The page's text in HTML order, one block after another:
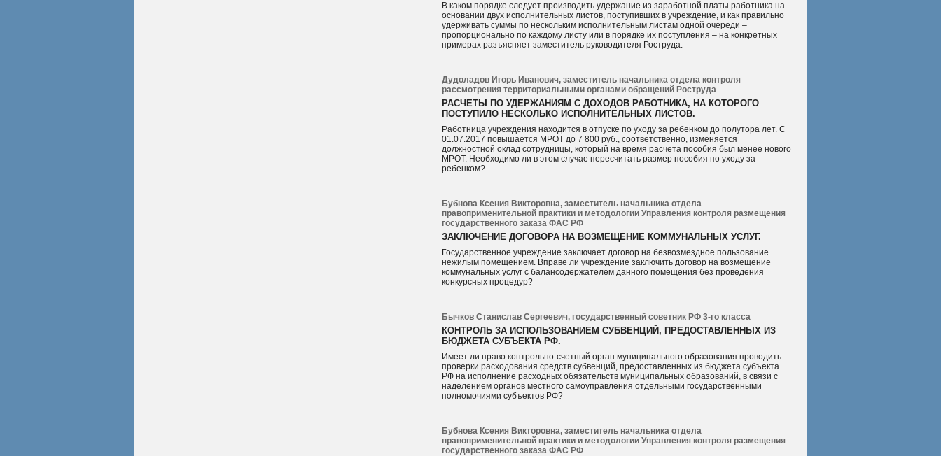
В каком порядке следует производить удержание из заработной платы работника на
основании двух исполнительных листов, поступивших в учреждение, и как правильно
удерживать суммы по нескольким исполнительным листам одной очереди –
пропорционально по каждому листу или в порядке их поступления – на конкретных
примерах разъясняет заместитель руководителя Роструда.
Дудоладов Игорь Иванович, заместитель начальника отдела контроля
рассмотрения территориальными органами обращений Роструда
РАСЧЕТЫ ПО УДЕРЖАНИЯМ С ДОХОДОВ РАБОТНИКА, НА КОТОРОГО
ПОСТУПИЛО НЕСКОЛЬКО ИСПОЛНИТЕЛЬНЫХ ЛИСТОВ.
Работница учреждения находится в отпуске по уходу за ребенком до полутора лет. С
01.07.2017 повышается МРОТ до 7 800 руб., соответственно, изменяется
должностной оклад сотрудницы, который на время расчета пособия был менее нового
МРОТ. Необходимо ли в этом случае пересчитать размер пособия по уходу за
ребенком?
Бубнова Ксения Викторовна, заместитель начальника отдела
правоприменительной практики и методологии Управления контроля размещения
государственного заказа ФАС РФ
ЗАКЛЮЧЕНИЕ ДОГОВОРА НА ВОЗМЕЩЕНИЕ КОММУНАЛЬНЫХ УСЛУГ.
Государственное учреждение заключает договор на безвозмездное пользование
нежилым помещением. Вправе ли учреждение заключить договор на возмещение
коммунальных услуг с балансодержателем данного помещения без проведения
конкурсных процедур?
Бычков Станислав Сергеевич, государственный советник РФ 3‐го класса
КОНТРОЛЬ ЗА ИСПОЛЬЗОВАНИЕМ СУБВЕНЦИЙ, ПРЕДОСТАВЛЕННЫХ ИЗ
БЮДЖЕТА СУБЪЕКТА РФ.
Имеет ли право контрольно-счетный орган муниципального образования проводить
проверки расходования средств субвенций, предоставленных из бюджета субъекта
РФ на исполнение расходных обязательств муниципальных образований, в связи с
наделением органов местного самоуправления отдельными государственными
полномочиями субъектов РФ?
Бубнова Ксения Викторовна, заместитель начальника отдела
правоприменительной практики и методологии Управления контроля размещения
государственного заказа ФАС РФ